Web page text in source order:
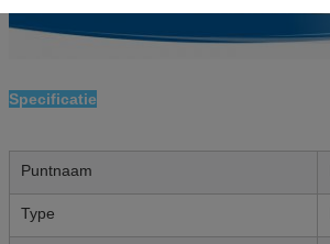
Specificatie
Puntnaam
Type